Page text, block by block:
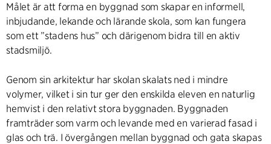
Målet är att forma en byggnad som skapar en informell,
inbjudande, lekande och lärande skola, som kan fungera
som ett ”stadens hus” och därigenom bidra till en aktiv
stadsmiljö.
Genom sin arkitektur har skolan skalats ned i mindre
volymer, vilket i sin tur ger den enskilda eleven en naturlig
hemvist i den relativt stora byggnaden. Byggnaden
framträder som varm och levande med en varierad fasad i
glas och trä. I övergången mellan byggnad och gata skapas